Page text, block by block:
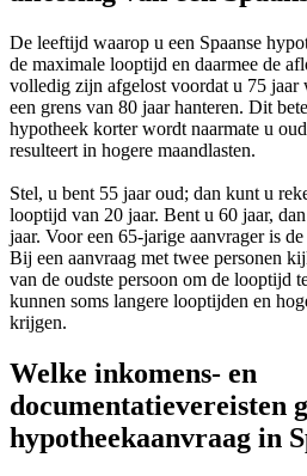
De leeftijd waarop u een Spaanse
de maximale looptijd en daarmee de
volledig zijn afgelost voordat u 75 jaar
een grens van 80 jaar hanteren. Dit
hypotheek korter wordt naarmate u
resulteert in hogere maandlasten.
Stel, u bent 55 jaar oud; dan kunt u
looptijd van 20 jaar. Bent u 60 jaar,
jaar. Voor een 65-jarige aanvrager is
Bij een aanvraag met twee personen
van de oudste persoon om de looptijd
kunnen soms langere looptijden en
krijgen.
Welke inkomens- en
documentatievereisten
hypotheekaanvraag in